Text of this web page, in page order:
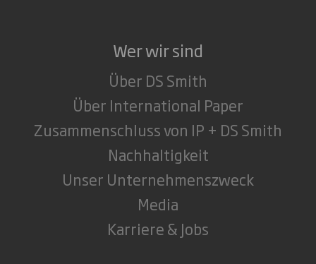
Wer wir sind
Über DS Smith
Über International Paper
Zusammenschluss von IP + DS Smith
Nachhaltigkeit
Unser Unternehmenszweck
Media
Karriere & Jobs